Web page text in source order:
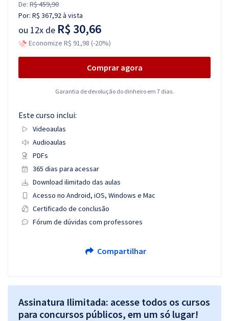
De: R$ 459,90
Por: R$ 367,92à vista
ou 12x de R$ 30,66
Economize R$ 91,98 (-20%)
Comprar agora
Garantia de devolução do dinheiro em 7 dias.
Este curso inclui:
Videoaulas
Audioaulas
PDFs
365 dias para acessar
Download ilimitado das aulas
Acesso no Android, iOS, Windows e Mac
Certificado de conclusão
Fórum de dúvidas com professores
Compartilhar
Assinatura Ilimitada: acesse todos os cursos
para concursos públicos, em um só lugar!